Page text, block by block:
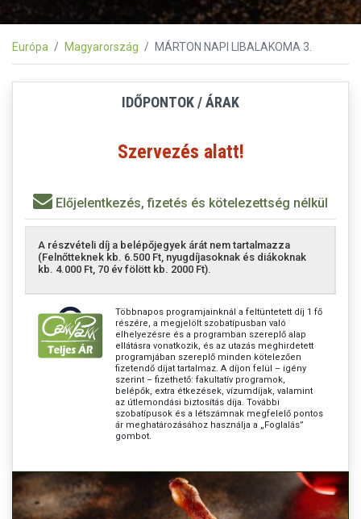
Európa Magyarország MÁRTON NAPI LIBALAKOMA 3.
IDŐPONTOK / ÁRAK
Szervezés alatt!
Előjelentkezés, fizetés és kötelezettség nélkül
A részvételi díj a belépőjegyek árát nem tartalmazza
(Felnőtteknek kb. 6.500 Ft, nyugdíjasoknak és diákoknak
kb. 4.000 Ft, 70 év fölött kb. 2000 Ft).
Többnapos programjainknál a feltüntetett díj 1 fő
részére, a megjelölt szobatípusban való
elhelyezésre és a programban szereplő alap
ellátásra vonatkozik, és az utazás meghirdetett
programjában szereplő minden kötelezően
fizetendő díjat tartalmaz. A díjon felül – igény
szerint – fizethető: fakultatív programok,
belépők, extra étkezések, vízumdíjak, valamint
az útlemondási biztosítás díja. További
szobatípusok és a létszámnak megfelelő pontos
ár meghatározásához használja a „Foglalás”
gombot.